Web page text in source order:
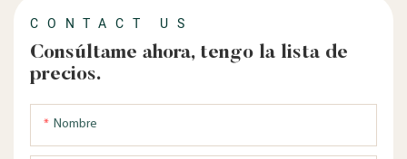
CONTACT US
Consúltame ahora, tengo la lista de
precios.
Nombre